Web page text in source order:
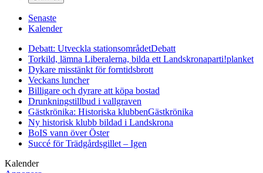
Senaste
Kalender
Debatt: Utveckla stationsområdetDebatt
Torkild, lämna Liberalerna, bilda ett Landskronaparti!planket
Dykare misstänkt för forntidsbrott
Veckans luncher
Billigare och dyrare att köpa bostad
Drunkningstillbud i vallgraven
Gästkrönika: Historiska klubbenGästkrönika
Ny historisk klubb bildad i Landskrona
BoIS vann över Öster
Succé för Trädgårdsgillet – Igen
Kalender